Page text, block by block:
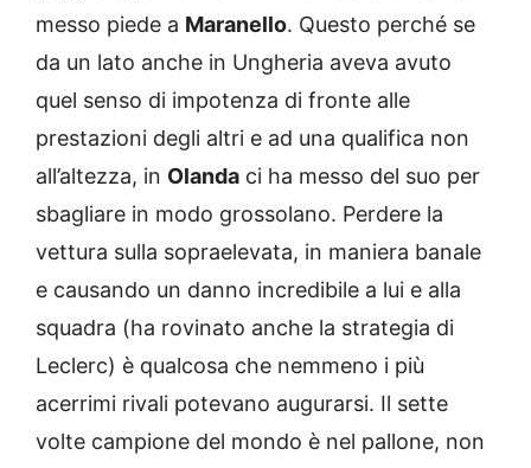
messo piede a Maranello. Questo perché se
da un lato anche in Ungheria aveva avuto
quel senso di impotenza di fronte alle
prestazioni degli altri e ad una qualifica non
all’altezza, in Olanda ci ha messo del suo per
sbagliare in modo grossolano. Perdere la
vettura sulla sopraelevata, in maniera banale
e causando un danno incredibile a lui e alla
squadra (ha rovinato anche la strategia di
Leclerc) è qualcosa che nemmeno i più
acerrimi rivali potevano augurarsi. Il sette
volte campione del mondo è nel pallone, non